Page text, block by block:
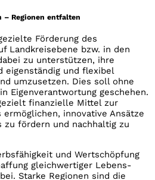
– Regionen entfalten
Förderung des
Landkreisebene bzw. in den
zu unterstützen, ihre
eigenständig und flexibel
umzusetzen. Dies soll ohne
Eigenverantwortung geschehen.
finanzielle Mittel zur
innovative Ansätze
zu fördern und nachhaltig zu
und Wertschöpfung
gleichwertiger Lebens-
Starke Regionen sind die